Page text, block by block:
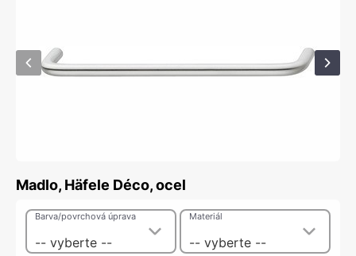
Madlo, Häfele Déco, ocel
-- vyberte --
Barva/povrchová úprava
-- vyberte --
Materiál